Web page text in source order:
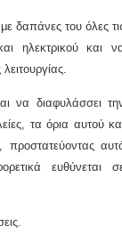
δαπάνες του όλες
ηλεκτρικού και
να διαφυλάσσει
τα όρια αυτού
προστατεύοντας
ευθύνεται